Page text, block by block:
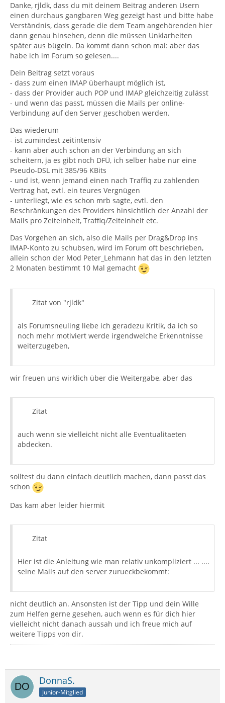
Danke, rjldk, dass du mit deinem Beitrag anderen Usern
einen durchaus gangbaren Weg gezeigt hast und bitte habe
Verständnis, dass gerade die dem Team angehörenden hier
dann genau hinsehen, denn die müssen Unklarheiten
später aus bügeln. Da kommt dann schon mal: aber das
habe ich im Forum so gelesen....
Dein Beitrag setzt voraus
- dass zum einen IMAP überhaupt möglich ist,
- dass der Provider auch POP und IMAP gleichzeitig zulässt
- und wenn das passt, müssen die Mails per online-
Verbindung auf den Server geschoben werden.
Das wiederum
- ist zumindest zeitintensiv
- kann aber auch schon an der Verbindung an sich
scheitern, ja es gibt noch DFÜ, ich selber habe nur eine
Pseudo-DSL mit 385/96 KBits
- und ist, wenn jemand einen nach Traffiq zu zahlenden
Vertrag hat, evtl. ein teures Vergnügen
- unterliegt, wie es schon mrb sagte, evtl. den
Beschränkungen des Providers hinsichtlich der Anzahl der
Mails pro Zeiteinheit, Traffiq/Zeiteinheit etc.
Das Vorgehen an sich, also die Mails per Drag&Drop ins
IMAP-Konto zu schubsen, wird im Forum oft beschrieben,
allein schon der Mod Peter_Lehmann hat das in den letzten
2 Monaten bestimmt 10 Mal gemacht
Zitat von "rjldk"
als Forumsneuling liebe ich geradezu Kritik, da ich so
noch mehr motiviert werde irgendwelche Erkenntnisse
weiterzugeben,
wir freuen uns wirklich über die Weitergabe, aber das
Zitat
auch wenn sie vielleicht nicht alle Eventualitaeten
abdecken.
solltest du dann einfach deutlich machen, dann passt das
schon
Das kam aber leider hiermit
Zitat
Hier ist die Anleitung wie man relativ unkompliziert ... ....
seine Mails auf den server zurueckbekommt:
nicht deutlich an. Ansonsten ist der Tipp und dein Wille
zum Helfen gerne gesehen, auch wenn es für dich hier
vielleicht nicht danach aussah und ich freue mich auf
weitere Tipps von dir.
DonnaS.
Junior-Mitglied